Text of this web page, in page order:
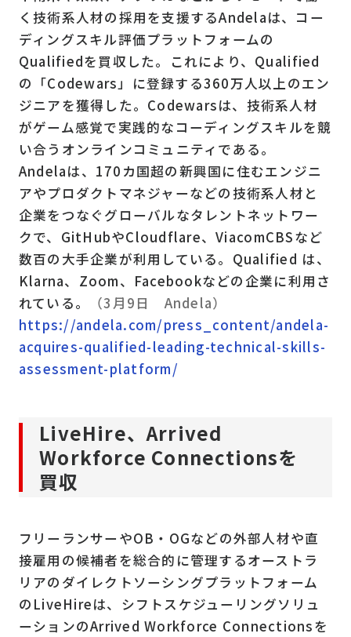
く技術系人材の採用を支援するAndelaは、コー
ディングスキル評価プラットフォームの
Qualifiedを買収した。これにより、Qualified
の「Codewars」に登録する360万人以上のエン
ジニアを獲得した。Codewarsは、技術系人材
がゲーム感覚で実践的なコーディングスキルを競
い合うオンラインコミュニティである。
Andelaは、170カ国超の新興国に住むエンジニ
アやプロダクトマネジャーなどの技術系人材と
企業をつなぐグローバルなタレントネットワー
クで、GitHubやCloudflare、ViacomCBSなど
数百の大手企業が利用している。Qualified は、
Klarna、Zoom、Facebookなどの企業に利用さ
れている。
（3月9日 Andela）
https://andela.com/press_content/andela-
acquires-qualified-leading-technical-skills-
assessment-platform/
LiveHire、Arrived
Workforce Connectionsを
買収
フリーランサーやOB・OGなどの外部人材や直
接雇用の候補者を総合的に管理するオーストラ
リアのダイレクトソーシングプラットフォーム
のLiveHireは、シフトスケジューリングソリュ
ーションのArrived Workforce Connectionsを